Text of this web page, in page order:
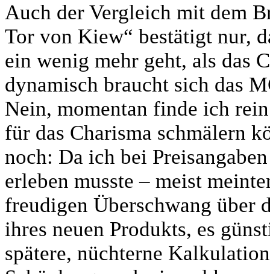
Auch der Vergleich mit dem
Tor von Kiew“ bestätigt nur,
ein wenig mehr geht, als das
dynamisch braucht sich das
Nein, momentan finde ich
für das Charisma schmälern
noch: Da ich bei
erleben musste – meist
freudigen Überschwang über
ihres neuen Produkts, es
spätere, nüchterne